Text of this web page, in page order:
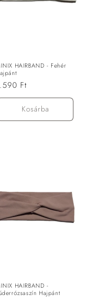
HAIRBAND - Fehér
Ft
Kosárba
HAIRBAND -
Hajpánt